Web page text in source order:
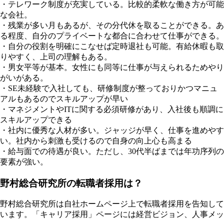
・テレワーク制度が充実している。比較的柔軟な働き方が可能
な会社。
・残業が多い月もあるが、その分代休を取ることができる。あ
る程度、自分のプライベートな都合に合わせて仕事ができる。
・自分の役割を明確にこなせば定時退社も可能。有給休暇も取
りやすく、上司の理解もある。
・男女平等が基本。女性にも同等に仕事が与えられるためやり
がいがある。
・SE未経験で入社しても、研修制度が整っておりかつマニュ
アルもあるのでスキルアップが早い
・マネジメントやITに関する必須研修があり、入社後も順調に
スキルアップできる
・社内に優秀な人材が多い。ジャッジが早く、仕事を進めやす
い。社内から刺激も受けるので自身の向上心も高まる
・給与面での待遇が良い。ただし、30代半ばまでは年功序列の
要素が強い。
野村総合研究所の転職者採用は？
野村総合研究所は自社ホームページ上で転職者採用を告知して
います。「キャリア採用」ページには経営ビジョン、人事メッ